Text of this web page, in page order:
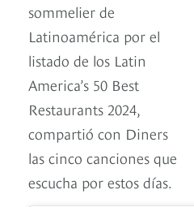
sommelier de
Latinoamérica por el
listado de los Latin
America’s 50 Best
Restaurants 2024,
compartió con Diners
las cinco canciones que
escucha por estos días.